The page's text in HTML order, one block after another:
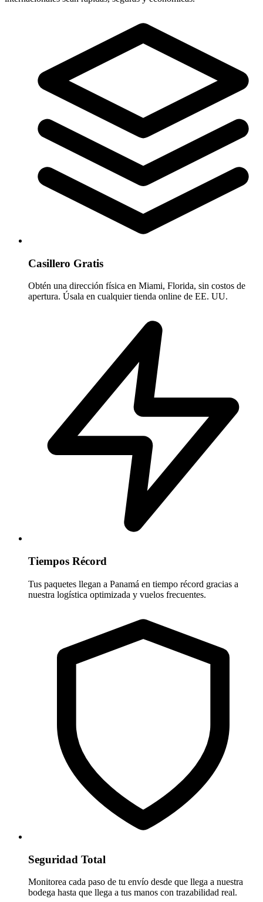
Casillero Gratis
Obtén una dirección física en Miami, Florida, sin costos de
apertura. Úsala en cualquier tienda online de EE. UU.
Tiempos Récord
Tus paquetes llegan a Panamá en tiempo récord gracias a
nuestra logística optimizada y vuelos frecuentes.
Seguridad Total
Monitorea cada paso de tu envío desde que llega a nuestra
bodega hasta que llega a tus manos con trazabilidad real.